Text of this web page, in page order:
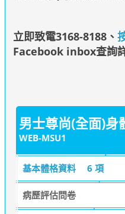
立即致電3168-8188、
Facebook inbox查詢
男士尊尚(全面)身
WEB-MSU1
基本體格資料 6 項
病歷評估問卷